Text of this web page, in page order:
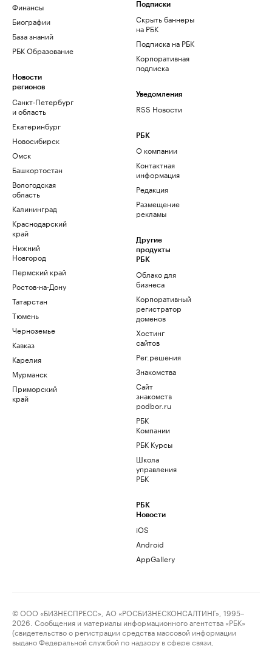
Финансы
Биографии
База знаний
РБК Образование
Новости
регионов
Санкт-Петербург
и область
Екатеринбург
Новосибирск
Омск
Башкортостан
Вологодская
область
Калининград
Краснодарский
край
Нижний
Новгород
Пермский край
Ростов-на-Дону
Татарстан
Тюмень
Черноземье
Кавказ
Карелия
Мурманск
Приморский
край
Подписки
Скрыть баннеры
на РБК
Подписка на РБК
Корпоративная
подписка
Уведомления
RSS Новости
РБК
О компании
Контактная
информация
Редакция
Размещение
рекламы
Другие
продукты
РБК
Облако для
бизнеса
Корпоративный
регистратор
доменов
Хостинг
сайтов
Рег.решения
Знакомства
Сайт
знакомств
podbor.ru
РБК
Компании
РБК Курсы
Школа
управления
РБК
РБК
Новости
iOS
Android
AppGallery
© ООО «БИЗНЕСПРЕСС», АО «РОСБИЗНЕСКОНСАЛТИНГ», 1995–
2026. Сообщения и материалы информационного агентства «РБК»
(свидетельство о регистрации средства массовой информации
выдано Федеральной службой по надзору в сфере связи,